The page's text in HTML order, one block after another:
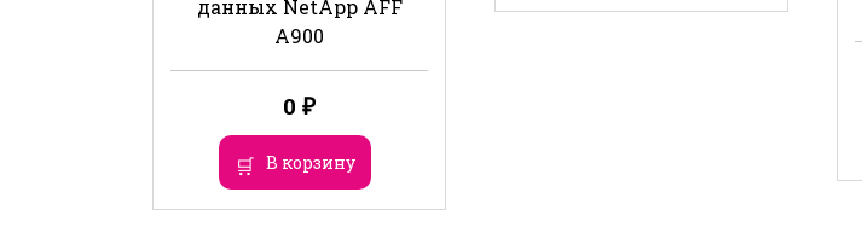
данных NetApp AFF
A900
0 ₽
В корзину